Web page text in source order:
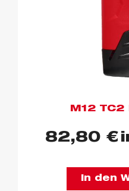
M12
82,80 €
In den